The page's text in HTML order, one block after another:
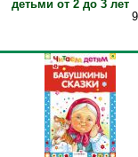
детьми от 2 до 3 лет